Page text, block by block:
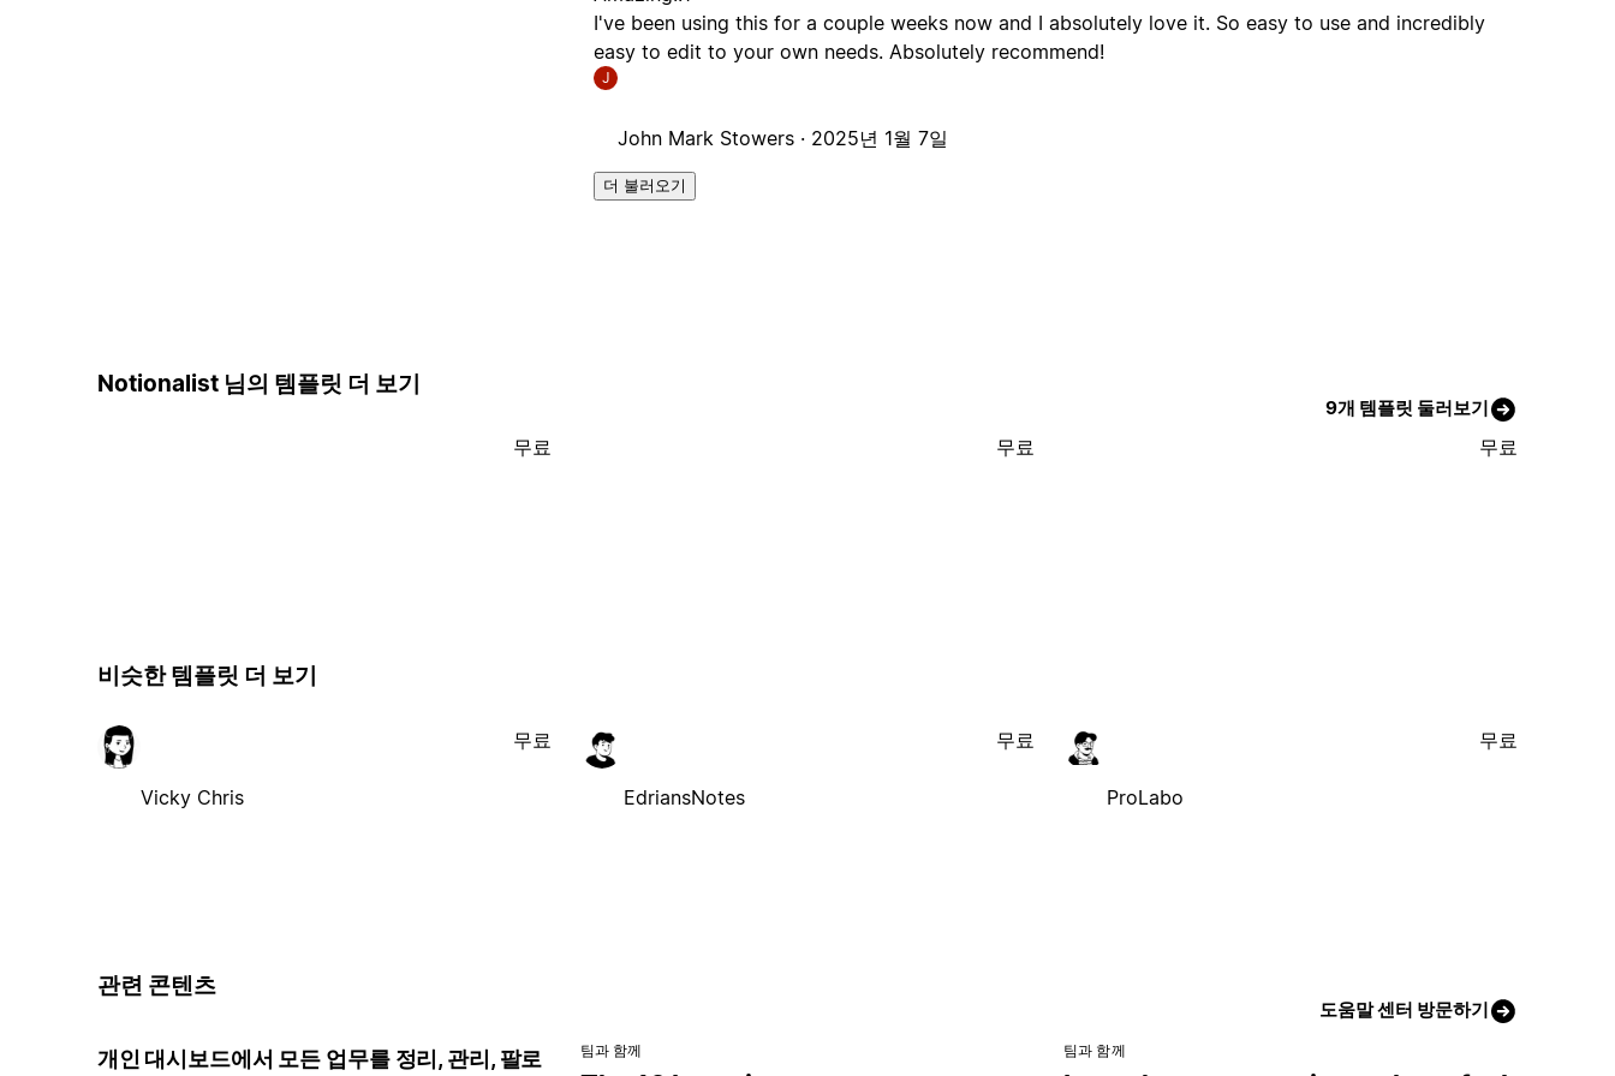
I've been using this for a couple weeks now and I absolutely love it. So easy to use and incredibly
easy to edit to your own needs. Absolutely recommend!
J
John Mark Stowers · 2025년 1월 7일
더 불러오기
Notionalist 님의 템플릿 더 보기
9개 템플릿 둘러보기
무료 무료 무료
비슷한 템플릿 더 보기
Vicky Chris
무료
EdriansNotes
무료
ProLabo
무료
관련 콘텐츠
도움말 센터 방문하기
개인 대시보드에서 모든 업무를 정리, 관리, 팔로 팀과 함께 팀과 함께